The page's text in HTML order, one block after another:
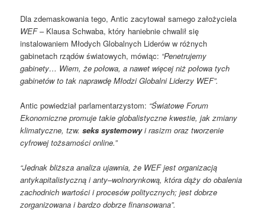
Dla zdemaskowania tego, Antic zacytował samego założyciela
WEF– Klausa Schwaba, który haniebnie chwalił się
instalowaniem Młodych Globalnych Liderów w różnych
gabinetach rządów światowych, mówiąc: “Penetrujemy
gabinety… Wiem, że połowa, a nawet więcej niż połowa tych
gabinetów to tak naprawdę Młodzi Globalni Liderzy WEF”.
Antic powiedział parlamentarzystom: “Światowe Forum
Ekonomiczne promuje takie globalistyczne kwestie, jak zmiany
klimatyczne, tzw.seks systemowyi rasizm oraz tworzenie
cyfrowej tożsamości online.”
“Jednak bliższa analiza ujawnia, że WEF jest organizacją
antykapitalistyczną i anty–wolnorynkową, która dąży do obalenia
zachodnich wartości i procesów politycznych; jest dobrze
zorganizowana i bardzo dobrze finansowana”.